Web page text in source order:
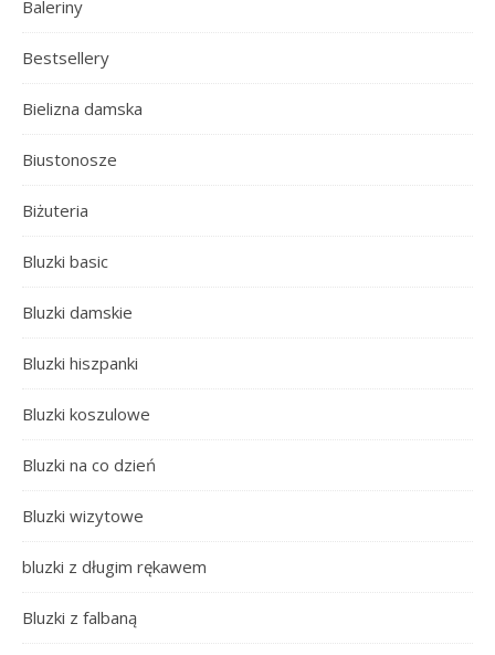
Baleriny
Bestsellery
Bielizna damska
Biustonosze
Biżuteria
Bluzki basic
Bluzki damskie
Bluzki hiszpanki
Bluzki koszulowe
Bluzki na co dzień
Bluzki wizytowe
bluzki z długim rękawem
Bluzki z falbaną